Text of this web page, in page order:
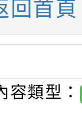
2.0」
「教師
員選舉
13招)】
第7次代
5招)】
第9次
4招)】
回首頁
類型：